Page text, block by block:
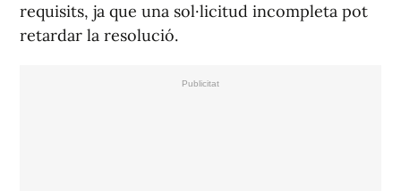
requisits, ja que una sol·licitud incompleta pot
retardar la resolució.